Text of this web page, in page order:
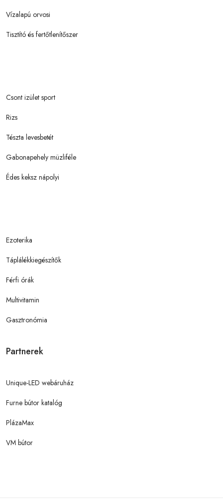
Vízalapú orvosi
Tisztító és fertőtlenítőszer
Csont izület sport
Rizs
Tészta levesbetét
Gabonapehely müzliféle
Édes keksz nápolyi
Ezoterika
Táplálékkiegészítők
Férfi órák
Multivitamin
Gasztronómia
Partnerek
Unique-LED webáruház
Furne bútor katalóg
PlázaMax
VM bútor